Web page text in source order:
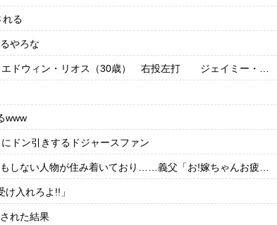
れる
やろな
（30歳） 右投左打 ジェイミー・ウェストブルック（29歳） 右投右打
www
ドン引きするドジャースファン
お!嫁ちゃんお疲れ!俺もしばらく厄介になるよ」ギャンブル中毒&借金まみれな義父だった!
入れろよ!!」
れた結果